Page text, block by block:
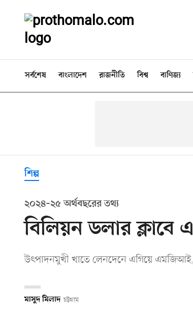
সর্বশেষ বাংলাদেশ রাজনীতি বিশ্ব বাণিজ্য
শিল্প
২০২৪–২৫ অর্থবছরের তথ্য
বিলিয়ন ডলার ক্লাবে
উৎপাদনমুখী খাতে লেনদেনে এগিয়ে এমজিআই,
মাসুদ মিলাদ চট্টগ্রাম